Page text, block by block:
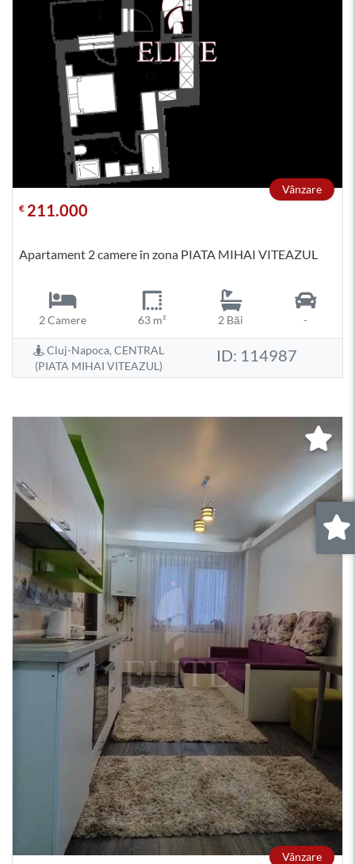
Vânzare
€ 211.000
Apartament 2 camere în zona PIATA MIHAI VITEAZUL
2 Camere 63 m² 2 Băi -
Cluj-Napoca, CENTRAL
(PIATA MIHAI VITEAZUL)
ID: 114987
Vânzare